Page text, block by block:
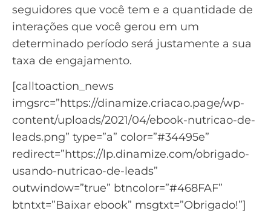
seguidores que você tem e a quantidade de
interações que você gerou em um
determinado período será justamente a sua
taxa de engajamento.
[calltoaction_news
imgsrc=”https://dinamize.criacao.page/wp-
content/uploads/2021/04/ebook-nutricao-de-
leads.png” type=”a” color=”#34495e”
redirect=”https://lp.dinamize.com/obrigado-
usando-nutricao-de-leads”
outwindow=”true” btncolor=”#468FAF”
btntxt=”Baixar ebook” msgtxt=”Obrigado!”]